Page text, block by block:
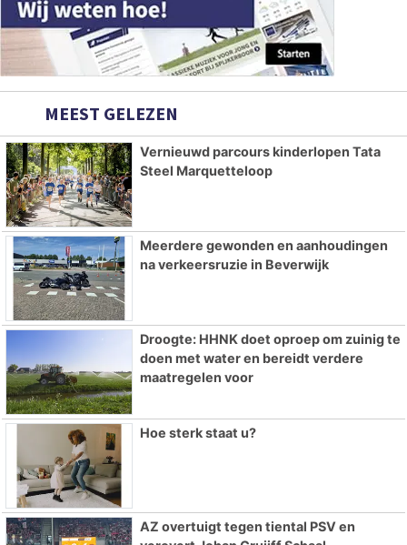
MEEST GELEZEN
Vernieuwd parcours kinderlopen Tata
Steel Marquetteloop
Meerdere gewonden en aanhoudingen
na verkeersruzie in Beverwijk
Droogte: HHNK doet oproep om zuinig te
doen met water en bereidt verdere
maatregelen voor
Hoe sterk staat u?
AZ overtuigt tegen tiental PSV en